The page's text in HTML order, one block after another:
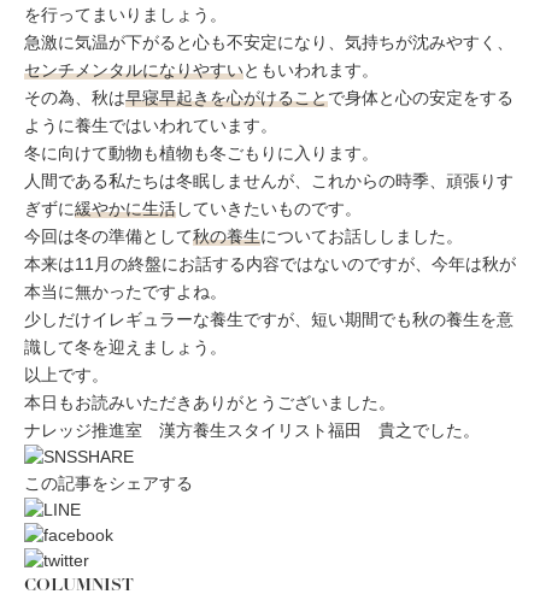
を行ってまいりましょう。
急激に気温が下がると心も不安定になり、気持ちが沈みやすく、
センチメンタルになりやすいともいわれます。
その為、秋は早寝早起きを心がけることで身体と心の安定をする
ように養生ではいわれています。
冬に向けて動物も植物も冬ごもりに入ります。
人間である私たちは冬眠しませんが、これからの時季、頑張りす
ぎずに緩やかに生活していきたいものです。
今回は冬の準備として秋の養生についてお話ししました。
本来は11月の終盤にお話する内容ではないのですが、今年は秋が
本当に無かったですよね。
少しだけイレギュラーな養生ですが、短い期間でも秋の養生を意
識して冬を迎えましょう。
以上です。
本日もお読みいただきありがとうございました。
ナレッジ推進室 漢方養生スタイリスト福田 貴之でした。
この記事をシェアする
COLUMNIST